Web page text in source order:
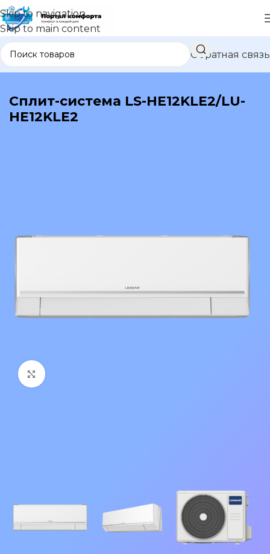
Skip to navigation
Skip to main content
Обратная связь
В каталог
Сплит-система LS-HE12KLE2/LU-
HE12KLE2
Нажмите, чтобы увеличить изображение